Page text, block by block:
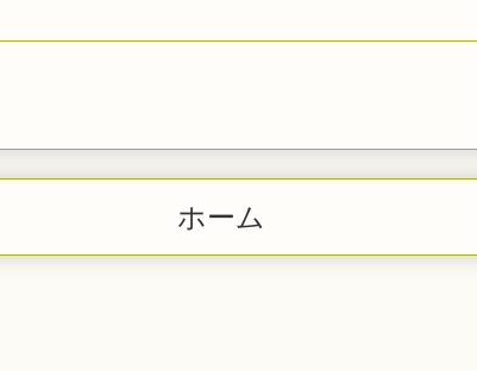
ホーム